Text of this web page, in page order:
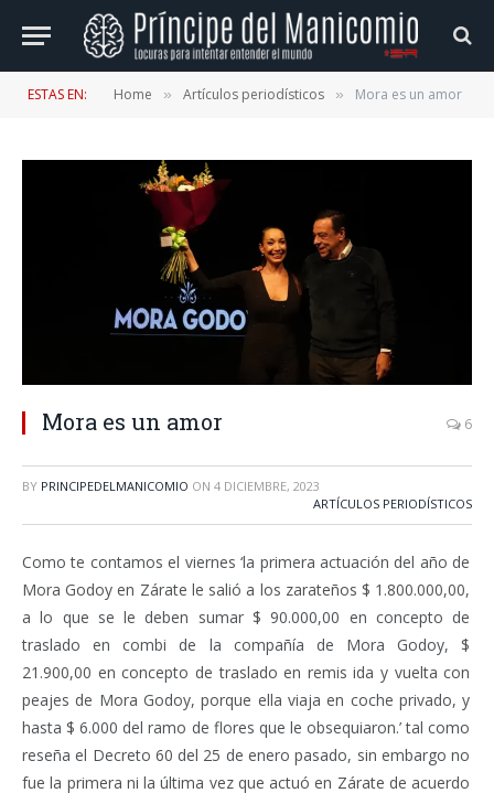
ESTAS EN: Home » Artículos periodísticos » Mora es un amor
Mora es un amor 6
BY PRINCIPEDELMANICOMIO ON 4 DICIEMBRE, 2023
ARTÍCULOS PERIODÍSTICOS
Como te contamos el viernes ‘la primera actuación del año de
Mora Godoy en Zárate le salió a los zarateños $ 1.800.000,00,
a lo que se le deben sumar $ 90.000,00 en concepto de
traslado en combi de la compañía de Mora Godoy, $
21.900,00 en concepto de traslado en remis ida y vuelta con
peajes de Mora Godoy, porque ella viaja en coche privado, y
hasta $ 6.000 del ramo de flores que le obsequiaron.’ tal como
reseña el Decreto 60 del 25 de enero pasado, sin embargo no
fue la primera ni la última vez que actuó en Zárate de acuerdo